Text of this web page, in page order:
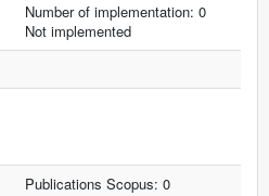
Number of implementation: 0
Not implemented
Publications Scopus: 0